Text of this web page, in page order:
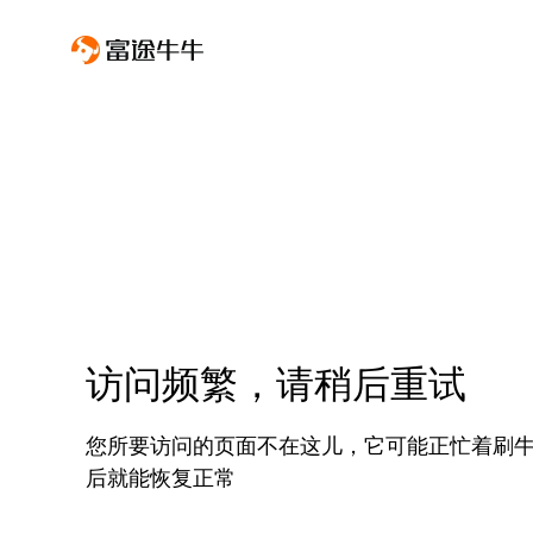
访问频繁，请稍后重试
您所要访问的页面不在这儿，它可能正忙着刷
后就能恢复正常